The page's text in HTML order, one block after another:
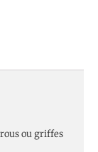
ou griffes